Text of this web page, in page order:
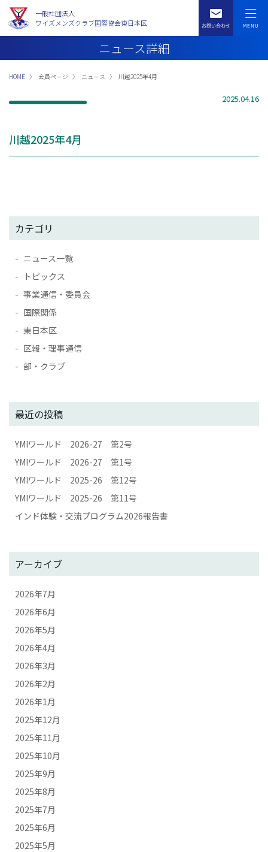
一般社団法人
ワイズメンズクラブ国際協会東日本区
ニュース詳細
HOME 会員ページ ニュース 川越2025年4月
2025.04.16
川越2025年4月
カテゴリ
ニュース一覧
トピックス
事業通信・委員会
国際関係
東日本区
区報・理事通信
部・クラブ
最近の投稿
YMIワールド 2026-27 第2号
YMIワールド 2026-27 第1号
YMIワールド 2025-26 第12号
YMIワールド 2025-26 第11号
インド体験・交流プログラム2026報告書
アーカイブ
2026年7月
2026年6月
2026年5月
2026年4月
2026年3月
2026年2月
2026年1月
2025年12月
2025年11月
2025年10月
2025年9月
2025年8月
2025年7月
2025年6月
2025年5月